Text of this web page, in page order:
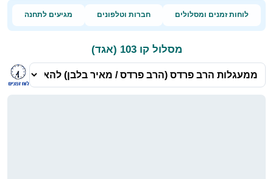
לוחות זמנים ומסלולים חברות וטלפונים מגיעים לתחנה
מסלול קו 103 (אגד)